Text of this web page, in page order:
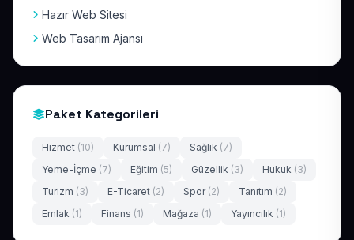
Hazır Web Sitesi
Web Tasarım Ajansı
Paket Kategorileri
Hizmet (10) Kurumsal (7) Sağlık (7)
Yeme-İçme (7) Eğitim (5) Güzellik (3) Hukuk (3)
Turizm (3) E-Ticaret (2) Spor (2) Tanıtım (2)
Emlak (1) Finans (1) Mağaza (1) Yayıncılık (1)